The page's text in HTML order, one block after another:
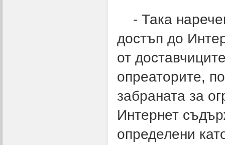
- Така
достъп до
от
опреаторите,
забраната за
Интернет
определени